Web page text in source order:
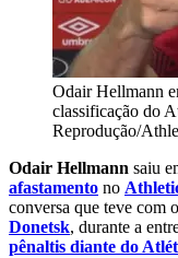
Odair Hellmann
classificação do
Reprodução/
Odair Hellmann saiu
afastamento no
conversa que teve com
Donetsk, durante a
pênaltis diante do